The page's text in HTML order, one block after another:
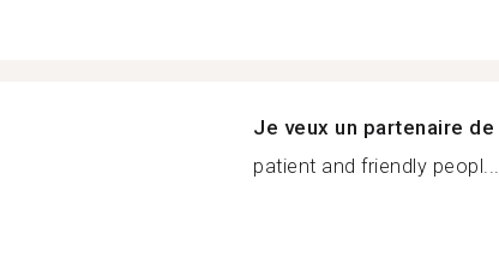
Je veux un partenaire
patient and friendly peopl...